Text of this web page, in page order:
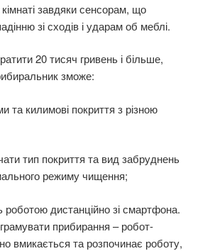
завдяки сенсорам, що
зі сходів і ударам об меблі.
20 тисяч гривень і більше,
зможе:
та килимові покриття з різною
тип покриття та вид забруднень
режиму чищення;
роботою дистанційно зі смартфона.
прибирання – робот-
вмикається та розпочинає роботу,